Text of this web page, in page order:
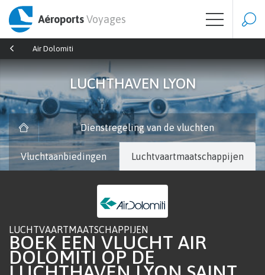
AéroportsVoyages
Air Dolomiti
LUCHTHAVEN LYON
Dienstregeling van de vluchten
Vluchtaanbiedingen Luchtvaartmaatschappijen
LUCHTVAARTMAATSCHAPPIJEN
BOEK EEN VLUCHT AIR
DOLOMITI OP DE